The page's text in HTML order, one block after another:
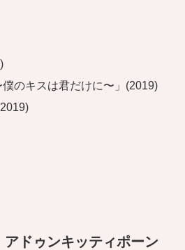
僕のキスは君だけに〜」(2019)
ドゥンキッティポーン